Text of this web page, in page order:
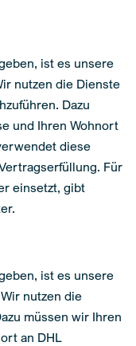
ist es unsere
nutzen die Dienste
Dazu
und Ihren Wohnort
diese
Für
einsetzt, gibt
ist es unsere
nutzen die
müssen wir Ihren
an DHL